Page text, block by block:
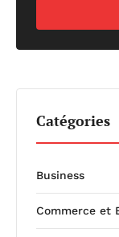
Catégories
Business
Commerce et